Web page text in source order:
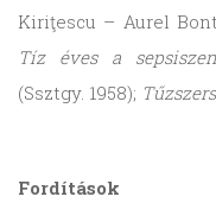
Kiriţescu – Aurel
Tíz éves a
(Ssztgy. 1958);
Fordítások